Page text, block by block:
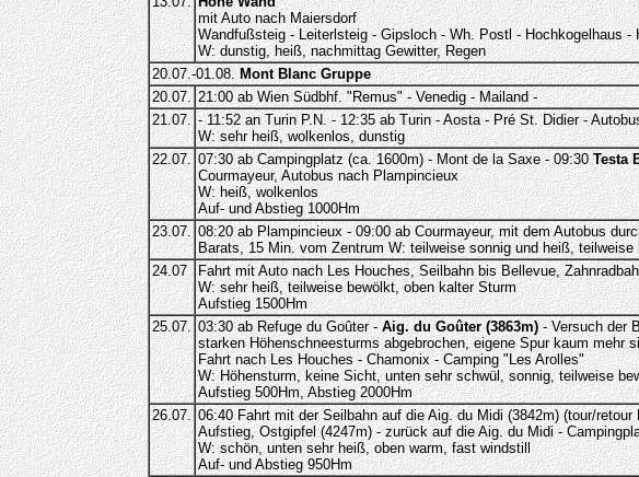
mit Auto nach Maiersdorf
Wandfußsteig - Leiterlsteig - Gipsloch - Wh. Postl - Hochkogelhaus -
W: dunstig, heiß, nachmittag Gewitter, Regen
20.07.-01.08. Mont Blanc Gruppe
20.07. 21:00 ab Wien Südbhf. "Remus" - Venedig - Mailand -
21.07. - 11:52 an Turin P.N. - 12:35 ab Turin - Aosta - Pré St. Didier -
W: sehr heiß, wolkenlos, dunstig
22.07. 07:30 ab Campingplatz (ca. 1600m) - Mont de la Saxe - 09:30Testa
Courmayeur, Autobus nach Plampincieux
W: heiß, wolkenlos
Auf- und Abstieg 1000Hm
23.07. 08:20 ab Plampincieux - 09:00 ab Courmayeur, mit dem Autobus
Barats, 15 Min. vom ZentrumW: teilweise sonnig und heiß,
24.07
Fahrt mit Auto nach Les Houches, Seilbahn bis Bellevue,
W: sehr heiß, teilweise bewölkt, oben kalter Sturm
Aufstieg 1500Hm
25.07. 03:30 ab Refuge du Goûter -Aig. du Goûter (3863m)- Versuch der
starken Höhenschneesturms abgebrochen, eigene Spur kaum mehr
Fahrt nach Les Houches - Chamonix - Camping "Les Arolles"
W: Höhensturm, keine Sicht, unten sehr schwül, sonnig, teilweise
Aufstieg 500Hm, Abstieg 2000Hm
26.07. 06:40 Fahrt mit der Seilbahn auf die Aig. du Midi (3842m) (tour/
Aufstieg, Ostgipfel (4247m) - zurück auf die Aig. du Midi -
W: schön, unten sehr heiß, oben warm, fast windstill
Auf- und Abstieg 950Hm